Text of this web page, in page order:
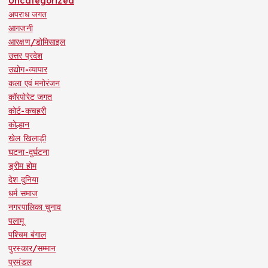
अपराध जगत
आगजनी
आरक्षण/डोमिसाइल
उत्तर प्रदेश
उद्योग-व्यापार
कला एवं मनोरंजन
कॉरपोरेट जगत
कोर्ट-कचहरी
कोल्हान
खेल खिलाड़ी
घटना-दुर्घटना
ड्रीम होम
देश दुनिया
धर्म समाज
नगरपालिका चुनाव
पलामू
पश्चिम बंगाल
पुरस्कार/सम्मान
प्रमंडल